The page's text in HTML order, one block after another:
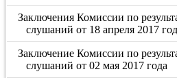
Заключения Комиссии по
слушаний от 18 апреля 2017
Заключение Комиссии по
слушаний от 02 мая 2017 года